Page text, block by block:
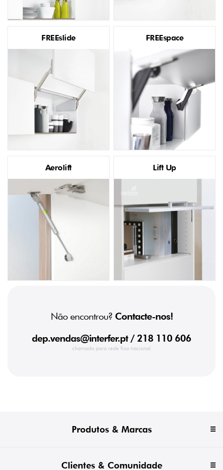
FREEslide FREEspace
Aerolift Lift Up
Não encontrou? Contacte-nos!
dep.vendas@interfer.pt/ 218 110 606
chamada para rede fixa nacional
Produtos & Marcas
Clientes & Comunidade